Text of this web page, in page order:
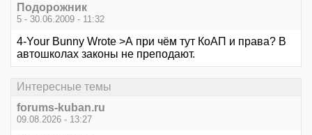
Подорожник
5 - 30.06.2009 - 11:32
4-Your Bunny Wrote >А при чём тут КоАП и права? В
автошколах законы не преподают.
Интересные темы
forums-kuban.ru
09.08.2026 - 13:27